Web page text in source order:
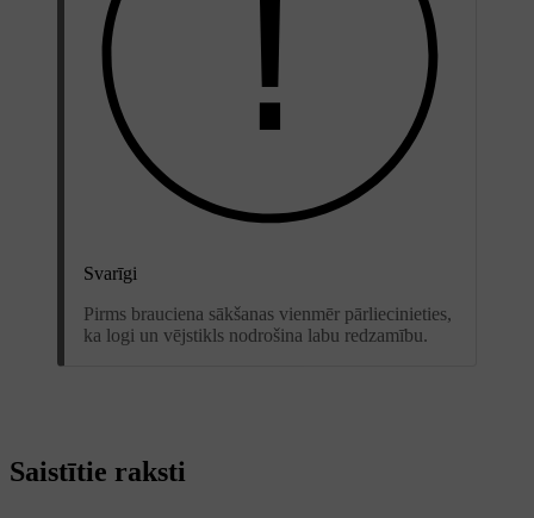
Svarīgi
Pirms brauciena sākšanas vienmēr pārliecinieties,
ka logi un vējstikls nodrošina labu redzamību.
Saistītie raksti